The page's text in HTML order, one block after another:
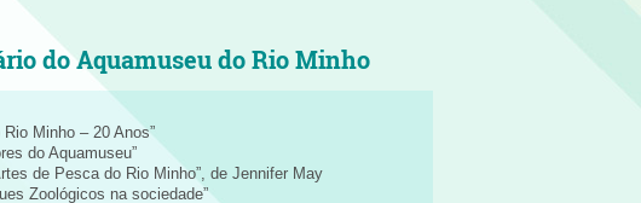
do Aquamuseu do Rio Minho
Minho – 20 Anos”
do Aquamuseu”
de Pesca do Rio Minho”, de Jennifer May
Zoológicos na sociedade”